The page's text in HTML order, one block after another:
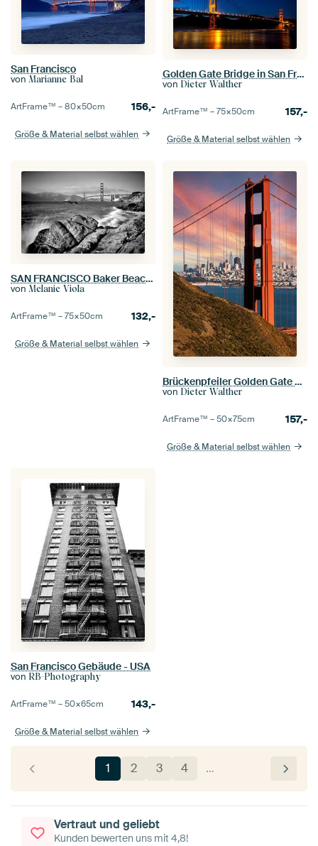
San Francisco
von Marianne Bal
ArtFrame™ –80×50cm 156,-
Größe & Material selbst wählen
Golden Gate Bridge in San Francisco bei Nacht mit Mond
von Dieter Walther
ArtFrame™ –75×50cm 157,-
Größe & Material selbst wählen
SAN FRANCISCO Baker Beach | Monochrom
von Melanie Viola
ArtFrame™ –75×50cm 132,-
Größe & Material selbst wählen
Brückenpfeiler Golden Gate Bridge mit Blick auf San Francisco
von Dieter Walther
ArtFrame™ –50×75cm 157,-
Größe & Material selbst wählen
San Francisco Gebäude - USA
von RB-Photography
ArtFrame™ –50×65cm 143,-
Größe & Material selbst wählen
1 2 3 4 …
Vertraut und geliebt
Kunden bewerten uns mit 4,8!